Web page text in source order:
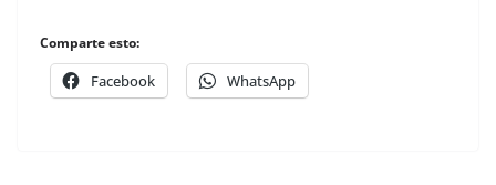
Comparte esto:
Facebook WhatsApp